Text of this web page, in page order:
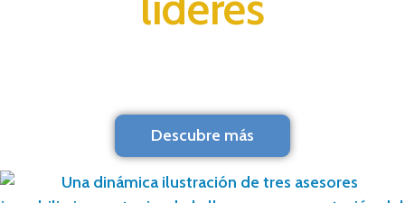
Descubre más